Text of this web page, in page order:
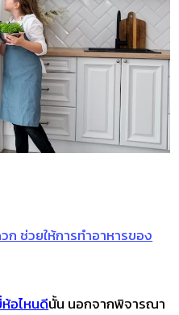
ก ช่วยให้การทำอาหารของ
อไหนดีนั้น นอกจากพิจารณา